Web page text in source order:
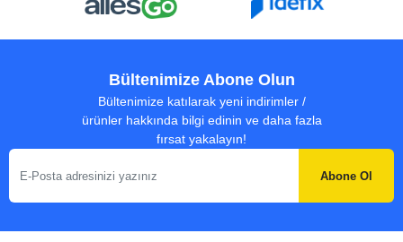
Bültenimize Abone Olun
Bültenimize katılarak yeni indirimler /
ürünler hakkında bilgi edinin ve daha fazla
fırsat yakalayın!
Abone Ol